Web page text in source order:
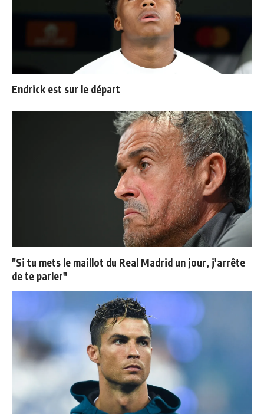
Endrick est sur le départ
"Si tu mets le maillot du Real Madrid un jour, j'arrête
de te parler"